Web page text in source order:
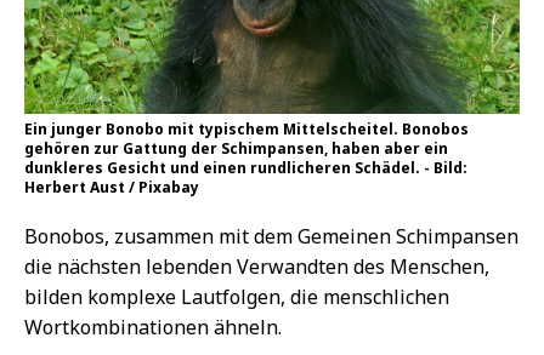
Ein junger Bonobo mit typischem Mittelscheitel. Bonobos
gehören zur Gattung der Schimpansen, haben aber ein
dunkleres Gesicht und einen rundlicheren Schädel. - Bild:
Herbert Aust / Pixabay
Bonobos, zusammen mit dem Gemeinen Schimpansen
die nächsten lebenden Verwandten des Menschen,
bilden komplexe Lautfolgen, die menschlichen
Wortkombinationen ähneln.